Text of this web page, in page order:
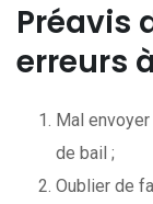
Préavis
erreurs
Mal
de bail ;
Oublier de